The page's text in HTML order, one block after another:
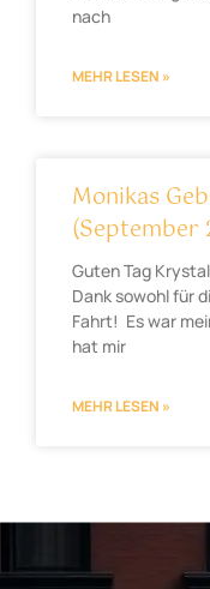
nach
MEHR LESEN »
Monikas
(September
Guten Tag
Dank sowohl für
Fahrt! Es war
hat mir
MEHR LESEN »